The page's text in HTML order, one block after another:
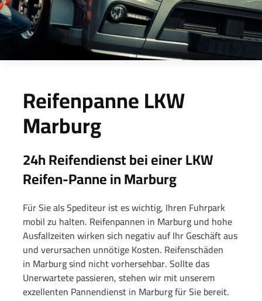
Reifenpanne LKW
Marburg
24h Reifendienst bei einer LKW
Reifen-Panne in Marburg
Für Sie als Spediteur ist es wichtig, Ihren Fuhrpark
mobil zu halten. Reifenpannen in Marburg und hohe
Ausfallzeiten wirken sich negativ auf Ihr Geschäft aus
und verursachen unnötige Kosten. Reifenschäden
in Marburg sind nicht vorhersehbar.Sollte das
Unerwartete passieren, stehen wir mit unserem
exzellenten Pannendienst in Marburg für Sie bereit.